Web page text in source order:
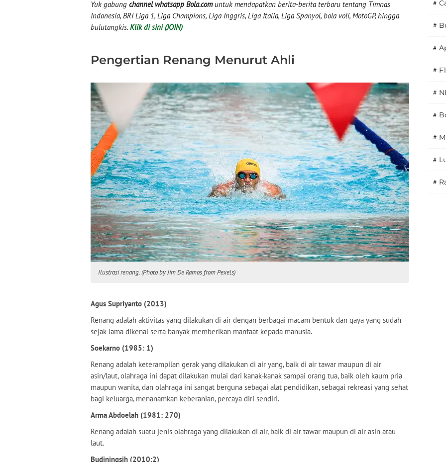
Yuk gabung channel whatsapp Bola.comuntuk mendapatkan berita-berita terbaru tentang Timnas
Indonesia, BRI Liga 1, Liga Champions, Liga Inggris, Liga Italia, Liga Spanyol, bola voli, MotoGP, hingga
bulutangkis. Klik di sini (JOIN)
Pengertian Renang Menurut Ahli
Ilustrasi renang. (Photo by Jim De Ramos from Pexels)
Agus Supriyanto (2013)
Renang adalah aktivitas yang dilakukan di air dengan berbagai macam bentuk dan gaya yang sudah
sejak lama dikenal serta banyak memberikan manfaat kepada manusia.
Soekarno (1985: 1)
Renang adalah keterampilan gerak yang dilakukan di air yang, baik di air tawar maupun di air
asin/laut, olahraga ini dapat dilakukan mulai dari kanak-kanak sampai orang tua, baik oleh kaum pria
maupun wanita, dan olahraga ini sangat berguna sebagai alat pendidikan, sebagai rekreasi yang sehat
bagi keluarga, menanamkan keberanian, percaya diri sendiri.
Arma Abdoelah (1981: 270)
Renang adalah suatu jenis olahraga yang dilakukan di air, baik di air tawar maupun di air asin atau
laut.
Budiningsih (2010:2)
#
#
#
# F1
#
#
#
#
#